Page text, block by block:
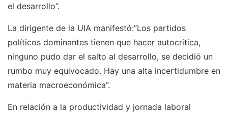
el desarrollo”.
La dirigente de la UIA manifestó:”Los partidos
políticos dominantes tienen que hacer autocritica,
ninguno pudo dar el salto al desarrollo, se decidió un
rumbo muy equivocado. Hay una alta incertidumbre en
materia macroeconómica”.
En relación a la productividad y jornada laboral